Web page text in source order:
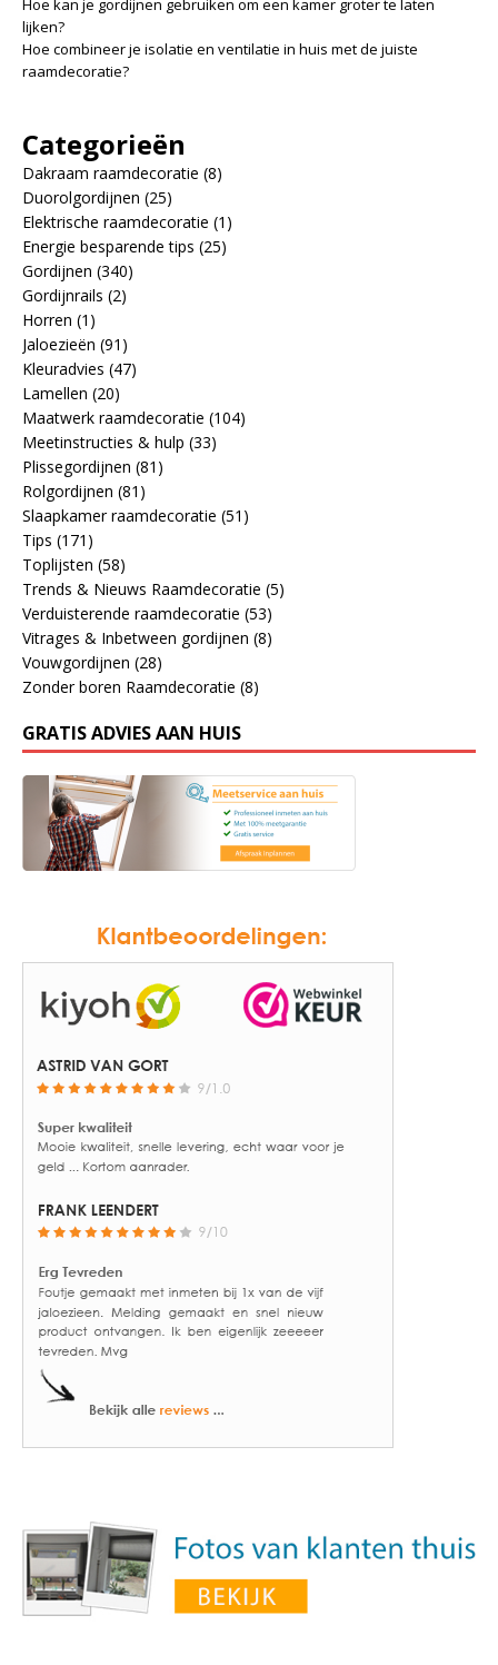
Hoe kan je gordijnen gebruiken om een kamer groter te laten
lijken?
Hoe combineer je isolatie en ventilatie in huis met de juiste
raamdecoratie?
Categorieën
Dakraam raamdecoratie (8)
Duorolgordijnen (25)
Elektrische raamdecoratie (1)
Energie besparende tips (25)
Gordijnen (340)
Gordijnrails (2)
Horren (1)
Jaloezieën (91)
Kleuradvies (47)
Lamellen (20)
Maatwerk raamdecoratie (104)
Meetinstructies & hulp (33)
Plissegordijnen (81)
Rolgordijnen (81)
Slaapkamer raamdecoratie (51)
Tips (171)
Toplijsten (58)
Trends & Nieuws Raamdecoratie (5)
Verduisterende raamdecoratie (53)
Vitrages & Inbetween gordijnen (8)
Vouwgordijnen (28)
Zonder boren Raamdecoratie (8)
GRATIS ADVIES AAN HUIS